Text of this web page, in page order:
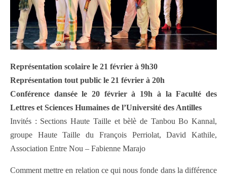
Représentation scolaire le 21 février à 9h30
Représentation tout public le 21 février à 20h
Conférence dansée le 20 février à 19h à la Faculté des
Lettres et Sciences Humaines de l’Université des Antilles
Invités : Sections Haute Taille et bèlè de Tanbou Bo Kannal,
groupe Haute Taille du François Perriolat, David Kathile,
Association Entre Nou – Fabienne Marajo
Comment mettre en relation ce qui nous fonde dans la différence